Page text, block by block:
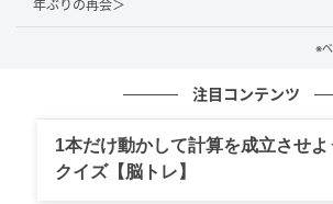
私は、子どもに聞かせる話としては
若いころの失敗ややんちゃな過去を
して語ること自体は悪くないと思いま
のころは未熟だったな」と少し反省
話してくれたら、聞き手であるこち
年ぶりの再会＞
※
注目コンテンツ
1本だけ動かして計算を成立させ
クイズ【脳トレ】